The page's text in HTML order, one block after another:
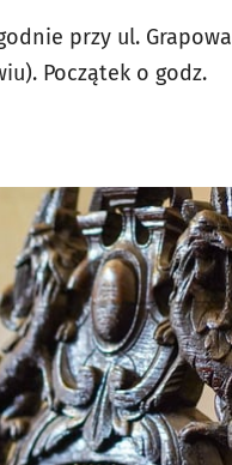
przy ul. Grapowa
Początek o godz.